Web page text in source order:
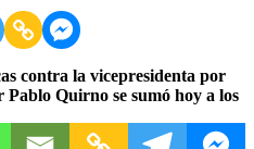
contra la vicepresidenta por
Quirno se sumó hoy a los